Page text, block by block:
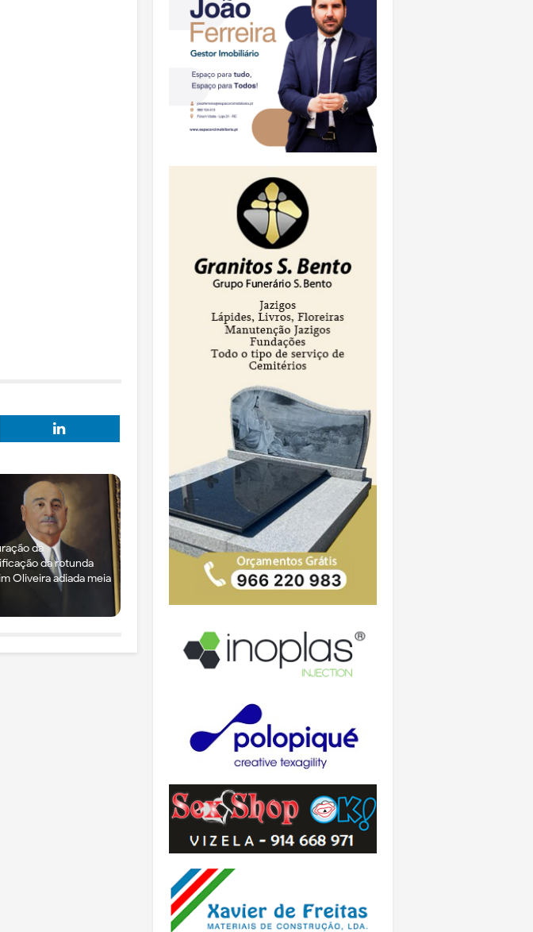
da
da rotunda
Oliveira adiada meia